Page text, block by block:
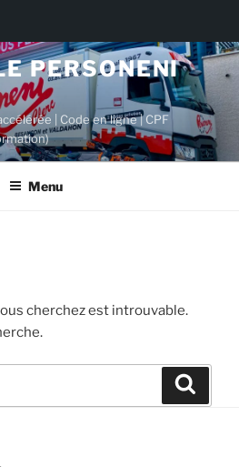
PERSONENI
| Code en ligne | CPF
Menu
cherchez est introuvable.